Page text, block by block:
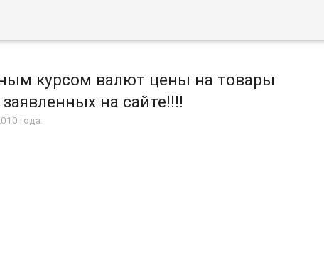
курсом валют цены на товары
на сайте!!!!
года.